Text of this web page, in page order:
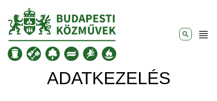
ADATKEZELÉS